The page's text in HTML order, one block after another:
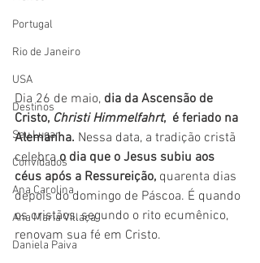
Portugal
Rio de Janeiro
USA
Destinos
Seu Lugar
Convidados
Ana Carolina
Ana Maria Villaça
Daniela Paiva
Dia 26 de maio, dia da Ascensão de
Cristo, Christi Himmelfahrt,  é feriado na
Alemanha. Nessa data, a tradição cristã
celebra o dia que o Jesus subiu aos
céus após a Ressureição, quarenta dias
depois do domingo de Páscoa. É quando
os cristãos, segundo o rito ecumênico,
renovam sua fé em Cristo.